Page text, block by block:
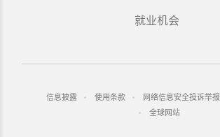
就业机会
信息披露 使用条款 网络信息安全投诉举报
全球网站